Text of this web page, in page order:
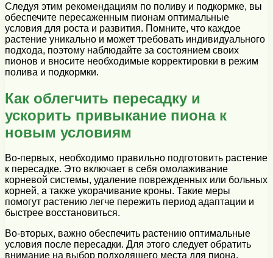
Следуя этим рекомендациям по поливу и подкормке, вы
обеспечите пересаженным пионам оптимальные
условия для роста и развития. Помните, что каждое
растение уникально и может требовать индивидуального
подхода, поэтому наблюдайте за состоянием своих
пионов и вносите необходимые корректировки в режим
полива и подкормки.
Как облегчить пересадку и
ускорить привыкание пиона к
новым условиям
Во-первых, необходимо правильно подготовить растение
к пересадке. Это включает в себя омолаживание
корневой системы, удаление поврежденных или больных
корней, а также укорачивание кроны. Такие меры
помогут растению легче пережить период адаптации и
быстрее восстановиться.
Во-вторых, важно обеспечить растению оптимальные
условия после пересадки. Для этого следует обратить
внимание на выбор подходящего места для пиона,